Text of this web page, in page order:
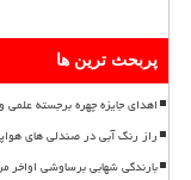
پربحث ترین ها
اهدای جایزه چهره برجسته علمی
راز رنگ آبی در صندلی های
بارندگی شهابی برساوشی اواخر